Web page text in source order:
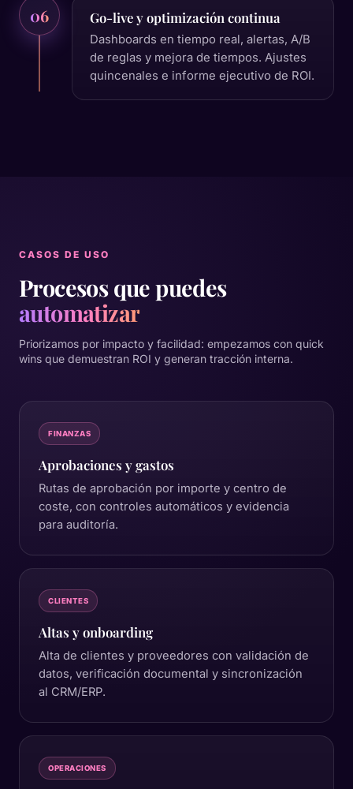
06 Go-live y optimización continua
Dashboards en tiempo real, alertas, A/B
de reglas y mejora de tiempos. Ajustes
quincenales e informe ejecutivo de ROI.
CASOS DE USO
Procesos que puedes
automatizar
Priorizamos por impacto y facilidad: empezamos con quick
wins que demuestran ROI y generan tracción interna.
FINANZAS
Aprobaciones y gastos
Rutas de aprobación por importe y centro de
coste, con controles automáticos y evidencia
para auditoría.
CLIENTES
Altas y onboarding
Alta de clientes y proveedores con validación de
datos, verificación documental y sincronización
al CRM/ERP.
OPERACIONES